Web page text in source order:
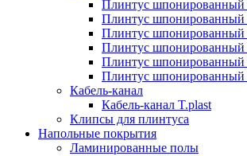
Плинтус шпонированный
Плинтус шпонированный
Плинтус шпонированный
Плинтус шпонированный
Плинтус шпонированный
Плинтус шпонированный
Кабель-канал
Кабель-канал T.plast
Клипсы для плинтуса
Напольные покрытия
Ламинированные полы